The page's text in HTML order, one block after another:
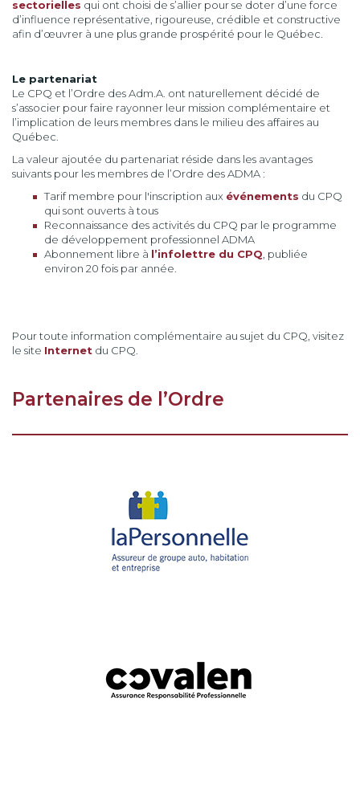
sectorielles qui ont choisi de s’allier pour se doter d’une force
d’influence représentative, rigoureuse, crédible et constructive
afin d’œuvrer à une plus grande prospérité pour le Québec.
Le partenariat
Le CPQ et l’Ordre des Adm.A. ont naturellement décidé de
s’associer pour faire rayonner leur mission complémentaire et
l’implication de leurs membres dans le milieu des affaires au
Québec.
La valeur ajoutée du partenariat réside dans les avantages
suivants pour les membres de l’Ordre des ADMA :
Tarif membre pour l'inscription aux événements du CPQ
qui sont ouverts à tous
Reconnaissance des activités du CPQ par le programme
de développement professionnel ADMA
Abonnement libre à l’infolettre du CPQ , publiée
environ 20 fois par année.
Pour toute information complémentaire au sujet du CPQ, visitez
le site Internet du CPQ.
Partenaires de l’Ordre